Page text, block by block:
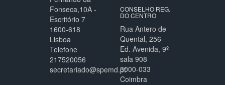
Fonseca,10A -
Escritório 7
1600-618
Lisboa
Telefone
217520056
secretariado@spemd.pt
CONSELHO REG.
DO CENTRO
Rua Antero de
Quental, 256 -
Ed. Avenida, 9º
sala 908
3000-033
Coimbra